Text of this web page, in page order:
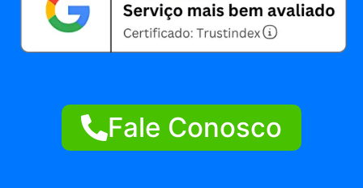
Fale Conosco